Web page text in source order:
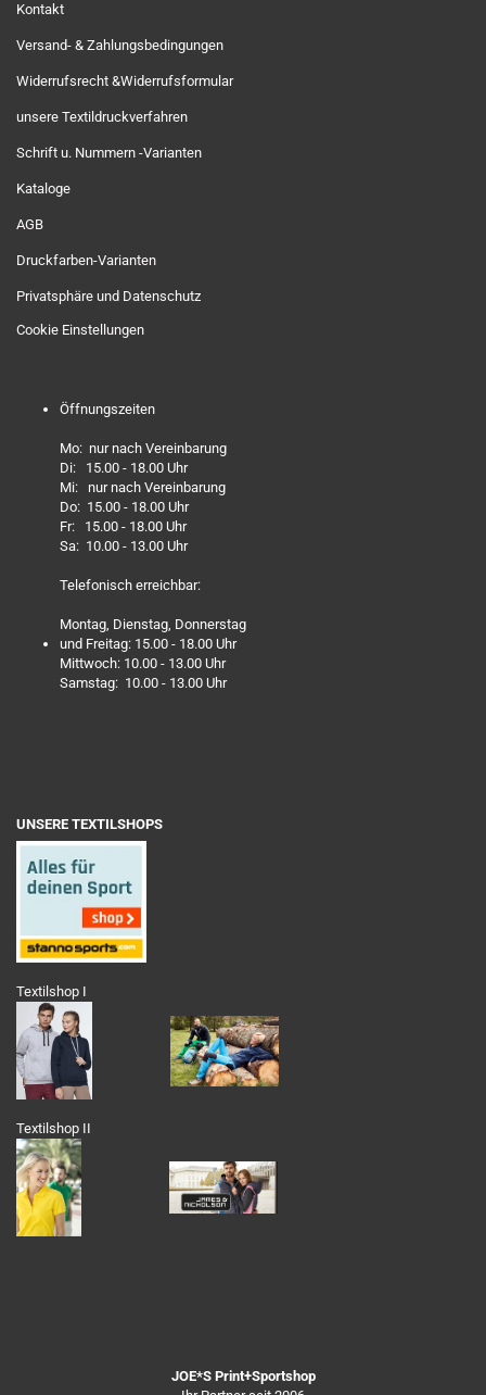
Kontakt
Versand- & Zahlungsbedingungen
Widerrufsrecht &Widerrufsformular
unsere Textildruckverfahren
Schrift u. Nummern -Varianten
Kataloge
AGB
Druckfarben-Varianten
Privatsphäre und Datenschutz
Cookie Einstellungen
Öffnungszeiten
Mo: nur nach Vereinbarung
Di: 15.00 - 18.00 Uhr
Mi: nur nach Vereinbarung
Do: 15.00 - 18.00 Uhr
Fr: 15.00 - 18.00 Uhr
Sa: 10.00 - 13.00 Uhr
Telefonisch erreichbar:
Montag, Dienstag, Donnerstag
und Freitag: 15.00 - 18.00 Uhr
Mittwoch: 10.00 - 13.00 Uhr
Samstag: 10.00 - 13.00 Uhr
UNSERE TEXTILSHOPS
Textilshop I
Textilshop II
JOE*S Print+Sportshop